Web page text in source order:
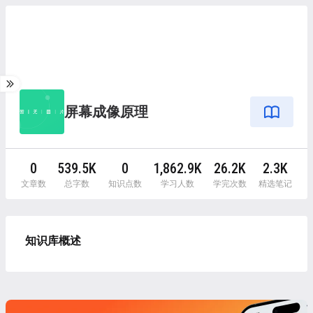
屏幕成像原理
0
文章数
539.5K
总字数
0
知识点数
1,862.9K
学习人数
26.2K
学完次数
2.3K
精选笔记
知识库概述